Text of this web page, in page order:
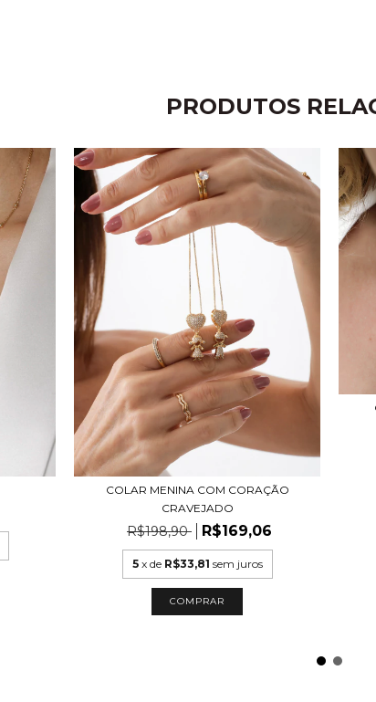
PRODUTOS
COLAR MENINA COM CORAÇÃO
CRAVEJADO
R$198,90 R$169,06
5 x de R$33,81 sem juros